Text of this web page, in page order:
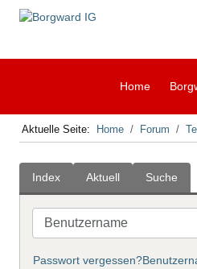
Home
Aktuelle Seite: Home Forum
Index Aktuell Suche
Benutzername
Passwort vergessen?